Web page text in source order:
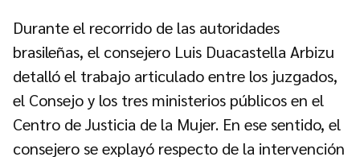
Durante el recorrido de las autoridades
brasileñas, el consejero Luis Duacastella Arbizu
detalló el trabajo articulado entre los juzgados,
el Consejo y los tres ministerios públicos en el
Centro de Justicia de la Mujer. En ese sentido, el
consejero se explayó respecto de la intervención